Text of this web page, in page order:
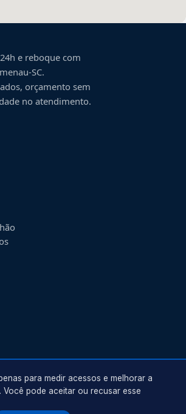
e reboque com
-SC.
orçamento sem
no atendimento.
para medir acessos e melhorar a
Você pode aceitar ou recusar esse